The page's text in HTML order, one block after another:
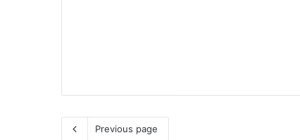
Previous page